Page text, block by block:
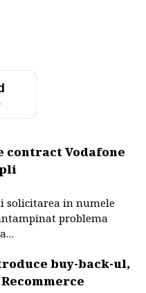
contract Vodafone
solicitarea in numele
problema
buy-back-ul,